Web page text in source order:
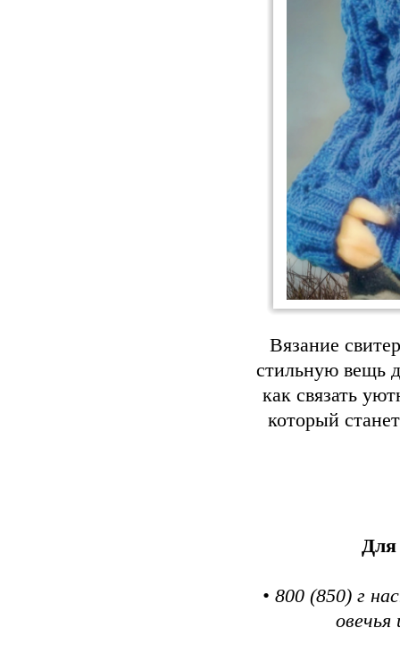
Вязание
стильную вещь
как связать
который
Для
• 800 (850) г